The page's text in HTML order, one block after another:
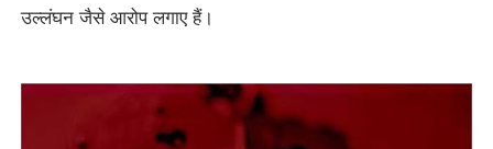
उल्लंघन जैसे आरोप लगाए हैं।